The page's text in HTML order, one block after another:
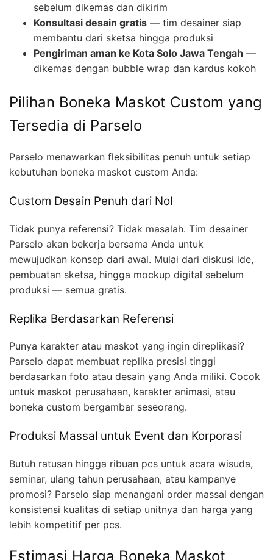
sebelum dikemas dan dikirim
Konsultasi desain gratis — tim desainer siap
membantu dari sketsa hingga produksi
Pengiriman aman ke Kota Solo Jawa Tengah —
dikemas dengan bubble wrap dan kardus kokoh
Pilihan Boneka Maskot Custom yang
Tersedia di Parselo
Parselo menawarkan fleksibilitas penuh untuk setiap
kebutuhan boneka maskot custom Anda:
Custom Desain Penuh dari Nol
Tidak punya referensi? Tidak masalah. Tim desainer
Parselo akan bekerja bersama Anda untuk
mewujudkan konsep dari awal. Mulai dari diskusi ide,
pembuatan sketsa, hingga mockup digital sebelum
produksi — semua gratis.
Replika Berdasarkan Referensi
Punya karakter atau maskot yang ingin direplikasi?
Parselo dapat membuat replika presisi tinggi
berdasarkan foto atau desain yang Anda miliki. Cocok
untuk maskot perusahaan, karakter animasi, atau
boneka custom bergambar seseorang.
Produksi Massal untuk Event dan Korporasi
Butuh ratusan hingga ribuan pcs untuk acara wisuda,
seminar, ulang tahun perusahaan, atau kampanye
promosi? Parselo siap menangani order massal dengan
konsistensi kualitas di setiap unitnya dan harga yang
lebih kompetitif per pcs.
Estimasi Harga Boneka Maskot